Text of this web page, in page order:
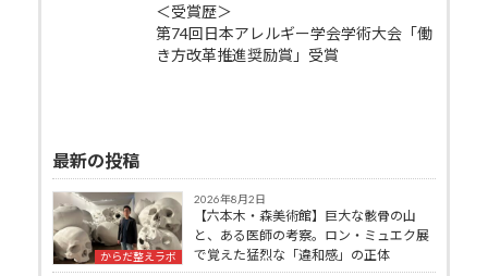
＜受賞歴＞
第74回日本アレルギー学会学術大会「働
き方改革推進奨励賞」受賞
最新の投稿
からだ整えラボ
2026年8月2日
【六本木・森美術館】巨大な骸骨の山
と、ある医師の考察。ロン・ミュエク展
で覚えた猛烈な「違和感」の正体